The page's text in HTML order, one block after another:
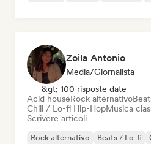
Zoila Antonio
Media/Giornalista
&gt; 100 risposte date
Acid houseRock alternativo
Chill / Lo-fi Hip-HopMusica
Scrivere articoli
Rock alternativo Beats / Lo-fi